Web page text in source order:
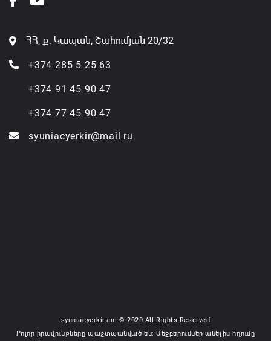
ՀՀ, ք․ Կապան, Շահումյան 20/32
+374 285 5 25 63
+374 91 45 90 47
+374 77 45 90 47
syuniacyerkir@mail.ru
syuniacyerkir.am © 2020 All Rights Reserved
Բոլոր իրավունքները պաշտպանված են: Մեջբերումներ անելիս հղումը